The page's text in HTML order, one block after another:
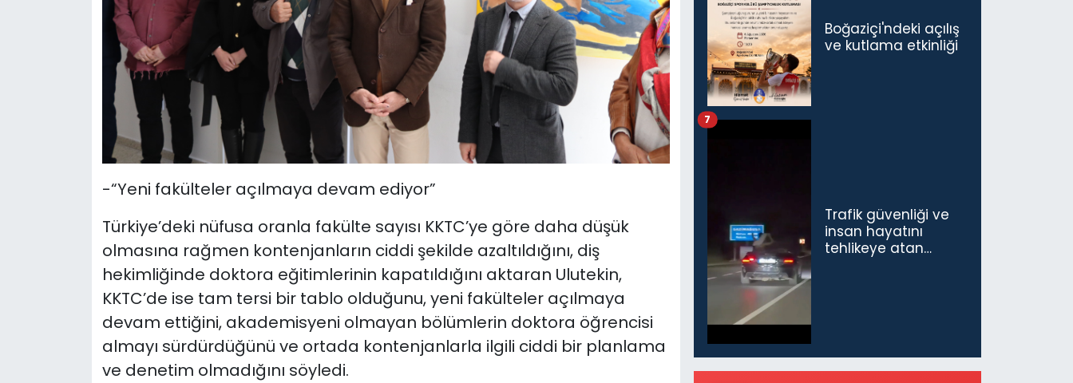
-“Yeni fakülteler açılmaya devam ediyor”
Türkiye’deki nüfusa oranla fakülte sayısı KKTC’ye göre daha düşük
olmasına rağmen kontenjanların ciddi şekilde azaltıldığını, diş
hekimliğinde doktora eğitimlerinin kapatıldığını aktaran Ulutekin,
KKTC’de ise tam tersi bir tablo olduğunu, yeni fakülteler açılmaya
devam ettiğini, akademisyeni olmayan bölümlerin doktora öğrencisi
almayı sürdürdüğünü ve ortada kontenjanlarla ilgili ciddi bir planlama
ve denetim olmadığını söyledi.
Boğaziçi'ndeki açılış
ve kutlama etkinliği
Trafik güvenliği ve
insan hayatını
tehlikeye atan
7